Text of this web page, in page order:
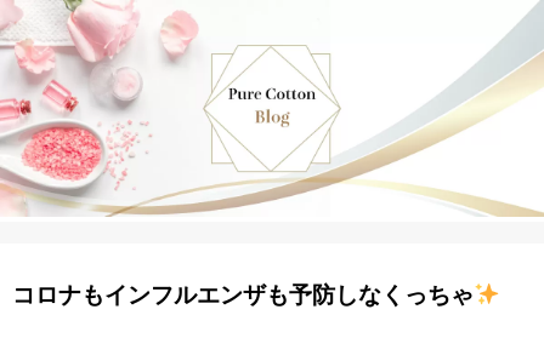
コロナもインフルエンザも予防しなくっちゃ